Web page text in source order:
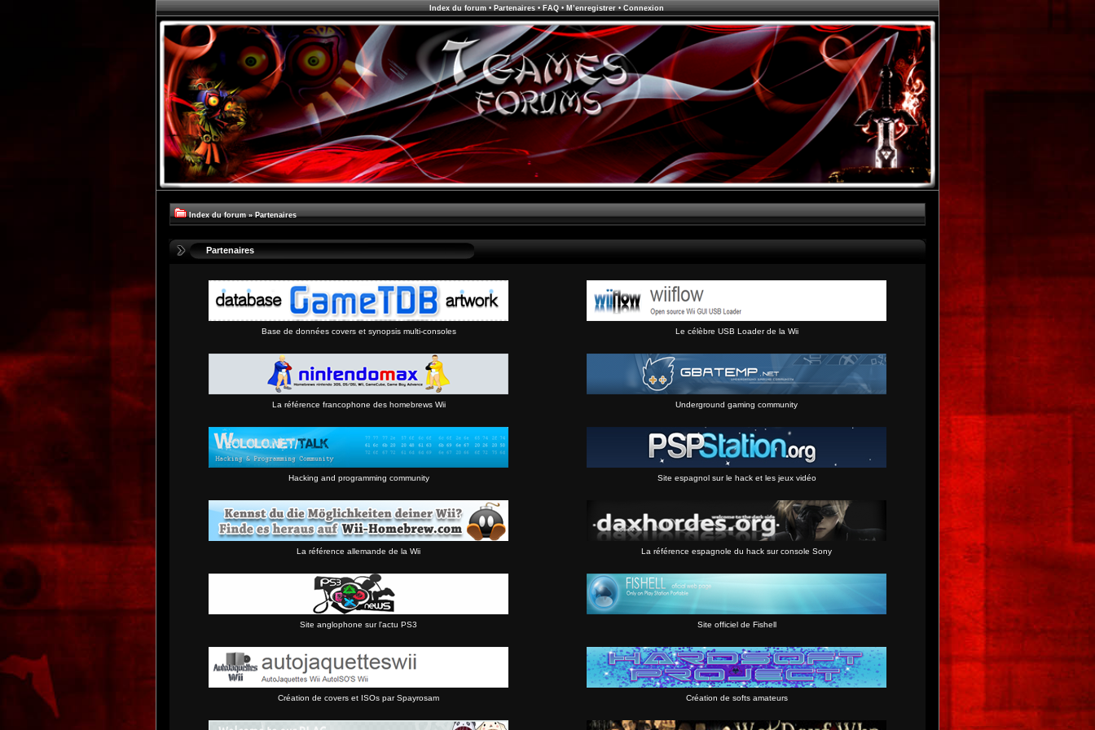
Index du forum• Partenaires• FAQ• M’enregistrer• Connexion
Index du forum » Partenaires
Partenaires
Base de données covers et synopsis multi-consoles Le célèbre USB Loader de la Wii
La référence francophone des homebrews Wii Underground gaming community
Hacking and programming community Site espagnol sur le hack et les jeux vidéo
La référence allemande de la Wii La référence espagnole du hack sur console Sony
Site anglophone sur l'actu PS3 Site officiel de Fishell
Création de covers et ISOs par Spayrosam Création de softs amateurs